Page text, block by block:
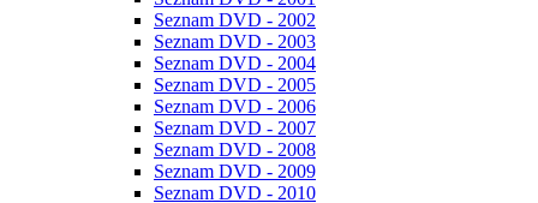
Seznam DVD - 2002
Seznam DVD - 2003
Seznam DVD - 2004
Seznam DVD - 2005
Seznam DVD - 2006
Seznam DVD - 2007
Seznam DVD - 2008
Seznam DVD - 2009
Seznam DVD - 2010